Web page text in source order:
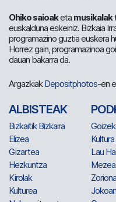
Ohiko saioaketa musikalak
euskalduna eskeiniz. Bizkaia
programazino guztia euskera
Horrez gain, programazinoa
dauan bakarra da.
ArgazkiakDepositphotos-en
ALBISTEAK
Bizkaitik Bizkaira
Elizea
Gizartea
Hezkuntza
Kirolak
Kulturea
Kultura
Lau
Mezea
Jokoan